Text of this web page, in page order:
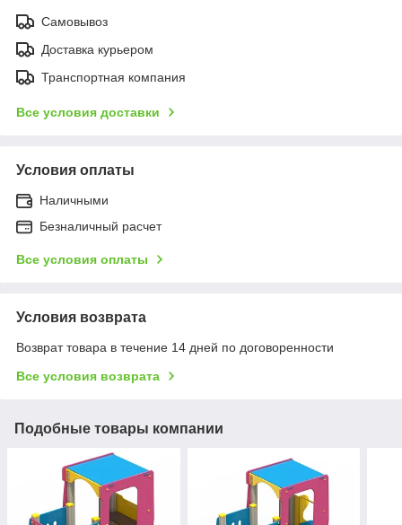
Самовывоз
Доставка курьером
Транспортная компания
Все условия доставки
Условия оплаты
Наличными
Безналичный расчет
Все условия оплаты
Условия возврата
Возврат товара в течение 14 дней по договоренности
Все условия возврата
Подобные товары компании